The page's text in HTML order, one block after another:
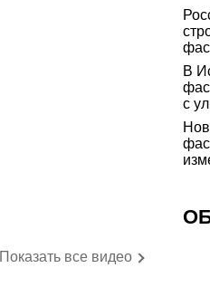
Показать все видео
В
с